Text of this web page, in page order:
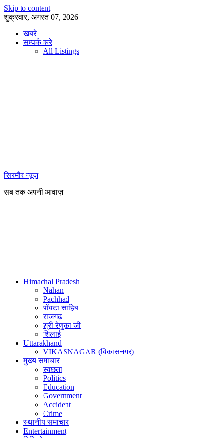
Skip to content
शुक्रवार, अगस्त 07, 2026
खबरे
सम्पर्क करे
All Listings
सिरमौर न्यूज़
सब तक अपनी आवाज़
Himachal Pradesh
Nahan
Pachhad
पॉवटा साहिब
राजगढ़
श्री रेणुका जी
शिलाई
Uttarakhand
VIKASNAGAR (विकासनगर)
मुख्य समाचार
स्वछता
Politics
Education
Government
Accident
Crime
स्थानीय समाचार
Entertainment